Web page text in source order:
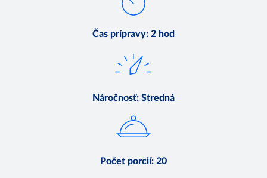
Čas prípravy: 2 hod
Náročnosť: Stredná
Počet porcií: 20